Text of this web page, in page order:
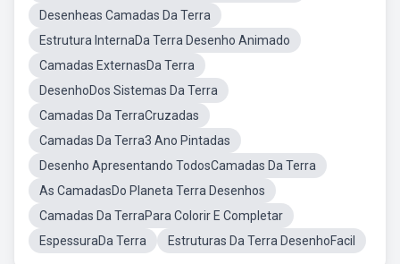
Desenheas Camadas Da Terra
Estrutura InternaDa Terra Desenho Animado
Camadas ExternasDa Terra
DesenhoDos Sistemas Da Terra
Camadas Da TerraCruzadas
Camadas Da Terra3 Ano Pintadas
Desenho Apresentando TodosCamadas Da Terra
As CamadasDo Planeta Terra Desenhos
Camadas Da TerraPara Colorir E Completar
EspessuraDa Terra
Estruturas Da Terra DesenhoFacil